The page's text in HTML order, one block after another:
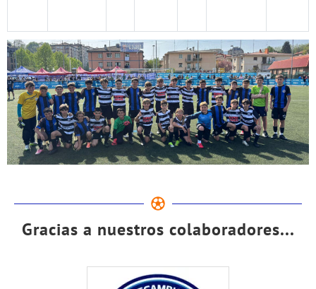
Gracias a nuestros colaboradores...